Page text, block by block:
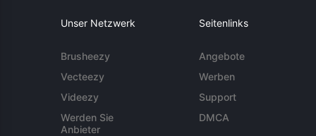
Unser Netzwerk
Brusheezy
Vecteezy
Videezy
Werden Sie
Anbieter
Seitenlinks
Angebote
Werben
Support
DMCA